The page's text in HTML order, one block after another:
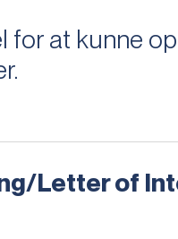
for at kunne
Letter of